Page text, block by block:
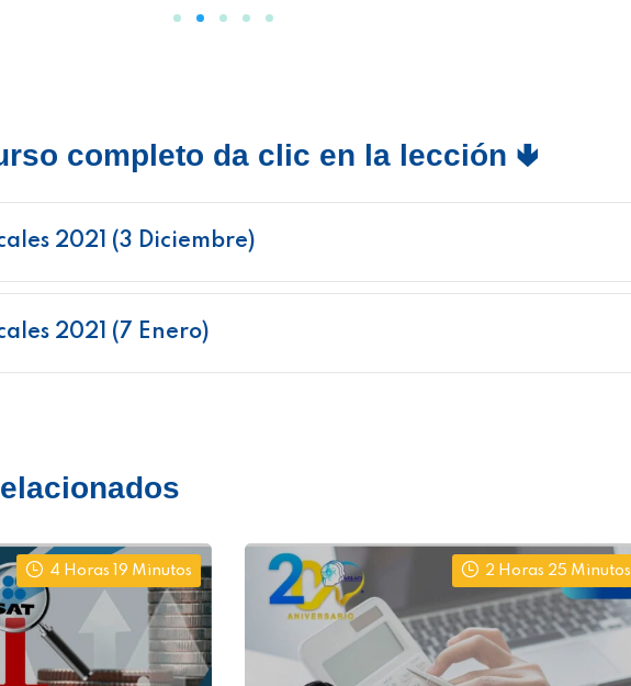
completo da clic en la lección 🢃
2021 (3 Diciembre)
2021 (7 Enero)
4 Horas 19 Minutos 2 Horas 25 Minutos